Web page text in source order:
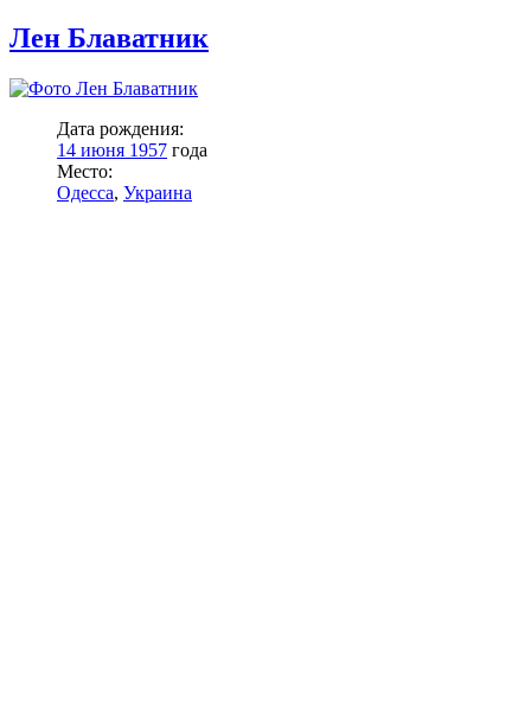
Лен Блаватник
Дата рождения:
14 июня 1957 года
Место:
Одесса, Украина